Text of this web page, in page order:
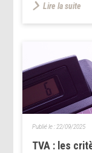
Lire la suite
TVA : les
Publié le : 22/09/2025